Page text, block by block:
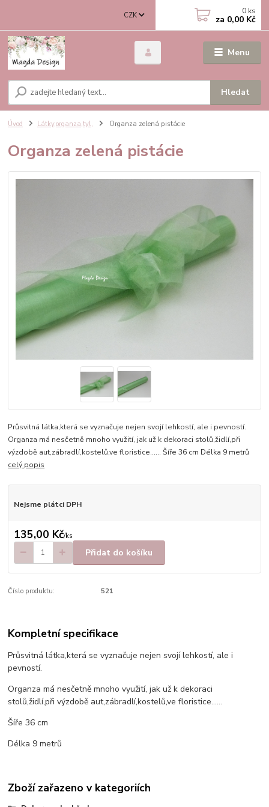
Menu
CZK
Hledat
0 ks
za 0,00 Kč
Úvod Látky,organza,tyl, Organza zelená pistácie
Organza zelená pistácie
Průsvitná látka,která se vyznačuje nejen svojí lehkostí, ale i pevností.
Organza má nesčetně mnoho využití, jak už k dekoraci stolů,židlí,při
výzdobě aut,zábradlí,kostelů,ve floristice...... Šíře 36 cm Délka 9 metrů
celý popis
Nejsme plátci DPH
135,00 Kč/ks
Přidat do košíku
Číslo produktu: 521
Kompletní specifikace
Průsvitná látka,která se vyznačuje nejen svojí lehkostí, ale i
pevností.
Organza má nesčetně mnoho využití, jak už k dekoraci
stolů,židlí,při výzdobě aut,zábradlí,kostelů,ve floristice......
Šíře 36 cm
Délka 9 metrů
Zboží zařazeno v kategoriích